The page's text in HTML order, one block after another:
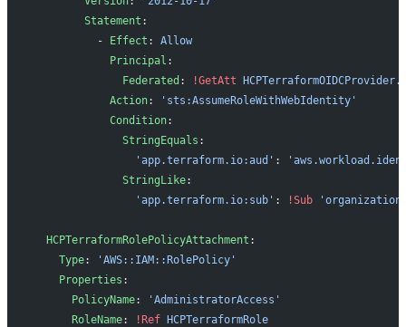
        Statement
:
          -
Effect : Allow
            Principal
:
              Federated
: !GetAtt
            Action
:
'sts:AssumeRoleWithWebIdentity'
            Condition
:
              StringEquals
:
                'app.terraform.io:aud'
:
              StringLike
:
                'app.terraform.io:sub'
: !Sub
  HCPTerraformRolePolicyAttachment
:
    Type
:
'AWS::IAM::RolePolicy'
    Properties
:
      PolicyName
:
'AdministratorAccess'
      RoleName
: !Ref HCPTerraformRole